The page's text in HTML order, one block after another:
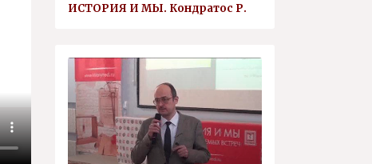
ИСТОРИЯ И МЫ. Кондратос Р.